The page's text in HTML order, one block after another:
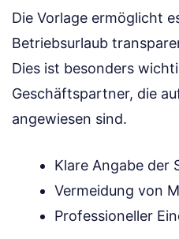
Die Vorlage ermöglicht
Betriebsurlaub
Dies ist besonders
Geschäftspartner, die
angewiesen sind.
Klare Angabe der
Vermeidung von
Professioneller